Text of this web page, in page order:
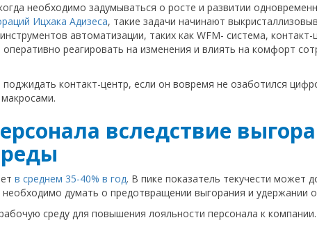
необходимо задумываться о росте и развитии
Ицхака Адизеса, такие задачи начинают
автоматизации, таких как WFM- система,
реагировать на изменения и влиять на комфорт
контакт-центр, если он вовремя не озаботился
вследствие
в среднем 35-40% в год. В пике показатель текучести может
думать о предотвращении выгорания и удержании
среду для повышения лояльности персонала к компании.